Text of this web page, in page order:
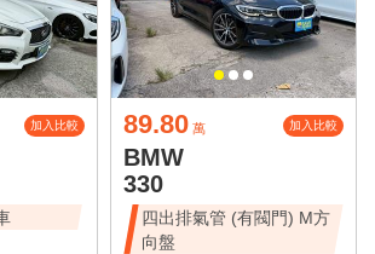
加入比較 89.80 萬 加入比較
BMW
330
四出排氣管 (有閥門) M方
向盤